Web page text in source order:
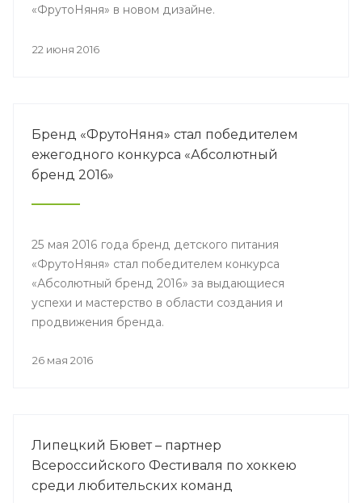
«ФрутоНяня» в новом дизайне.
22 июня 2016
Бренд «ФрутоНяня» стал победителем
ежегодного конкурса «Абсолютный
бренд 2016»
25 мая 2016 года бренд детского питания
«ФрутоНяня» стал победителем конкурса
«Абсолютный бренд 2016» за выдающиеся
успехи и мастерство в области создания и
продвижения бренда.
26 мая 2016
Липецкий Бювет – партнер
Всероссийского Фестиваля по хоккею
среди любительских команд